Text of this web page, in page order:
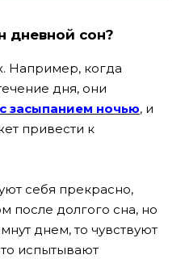
дневной сон?
Например, когда
дня, они
засыпанием ночью, и
привести к
себя прекрасно,
после долгого сна, но
днем, то чувствуют
испытывают